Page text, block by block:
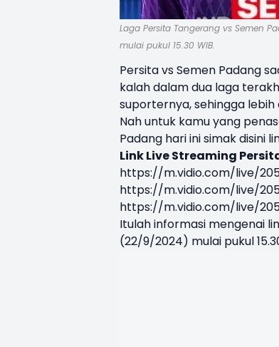
Laga Persita Tangerang vs Semen
mulai pukul 15.30 WIB.
Persita vs Semen Padang
kalah dalam dua laga
suporternya, sehingga
Nah untuk kamu yang
Padang hari ini simak disini
Link Live Streaming
https://m.vidio.com/live/
https://m.vidio.com/live/
https://m.vidio.com/live/
Itulah informasi mengenai
(22/9/2024) mulai pukul